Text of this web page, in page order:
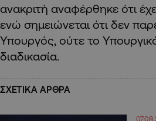
ανακριτή αναφέρθηκε ότι
ενώ σημειώνεται ότι δεν
Υπουργός, ούτε το
διαδικασία.
ΣΧΕΤΙΚΑ ΑΡΘΡΑ